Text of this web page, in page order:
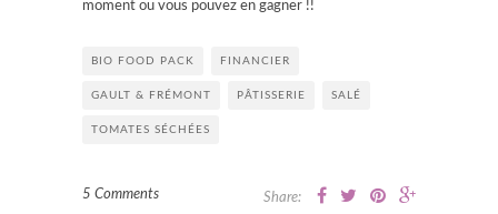
moment ou vous pouvez en gagner !!
BIO FOOD PACK FINANCIER
GAULT & FRÉMONT PÂTISSERIE SALÉ
TOMATES SÉCHÉES
5 Comments Share: